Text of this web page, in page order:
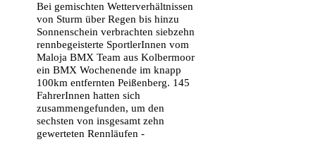
Bei gemischten Wetterverhältnissen
von Sturm über Regen bis hinzu
Sonnenschein verbrachten siebzehn
rennbegeisterte SportlerInnen vom
Maloja BMX Team aus Kolbermoor
ein BMX Wochenende im knapp
100km entfernten Peißenberg. 145
FahrerInnen hatten sich
zusammengefunden, um den
sechsten von insgesamt zehn
gewerteten Rennläufen -